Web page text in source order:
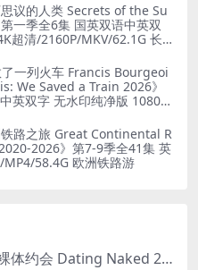
议的人类 Secrets of the Su
一季全6集 国英双语中英双
超清/2160P/MKV/62.1G 长
一列火车 Francis Bourgeoi
We Saved a Train 2026》
英双字 无水印纯净版 1080P/
铁路之旅 Great Continental R
2026》第7-9季全41集 英
58.4G 欧洲铁路游
美国纪录片《裸体相亲/裸体约会 Dating Naked 2014-2016》第1-3季全33集 英语中英双字 无水印纯净版 1080P/MKV/85.6G 裸体相亲真人秀